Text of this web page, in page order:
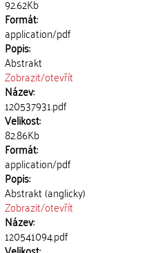
92.62Kb
Formát:
application/pdf
Popis:
Abstrakt
Zobrazit/otevřít
Název:
120537931.pdf
Velikost:
82.86Kb
Formát:
application/pdf
Popis:
Abstrakt (anglicky)
Zobrazit/otevřít
Název:
120541094.pdf